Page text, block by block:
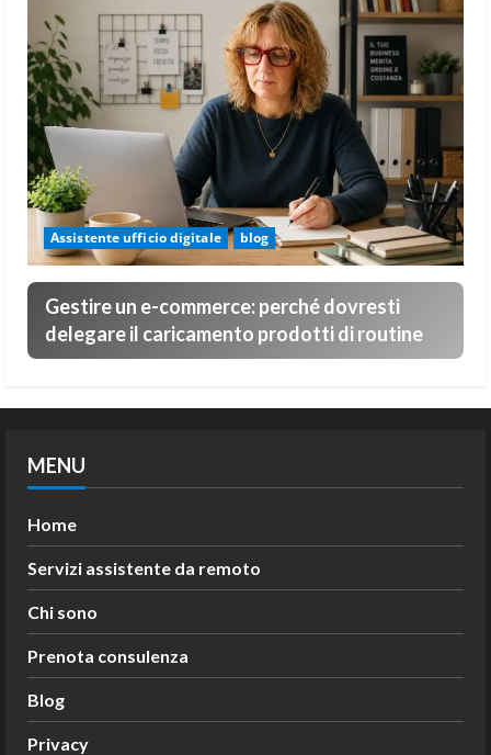
Assistente ufficio digitale blog
Gestire un e-commerce: perché dovresti
delegare il caricamento prodotti di routine
MENU
Home
Servizi assistente da remoto
Chi sono
Prenota consulenza
Blog
Privacy